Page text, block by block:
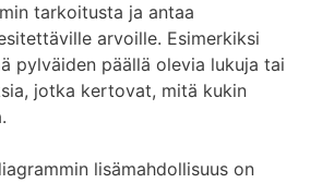
tarkoitusta ja antaa
arvoille. Esimerkiksi
pylväiden päällä olevia lukuja tai
jotka kertovat, mitä kukin
lisämahdollisuus on